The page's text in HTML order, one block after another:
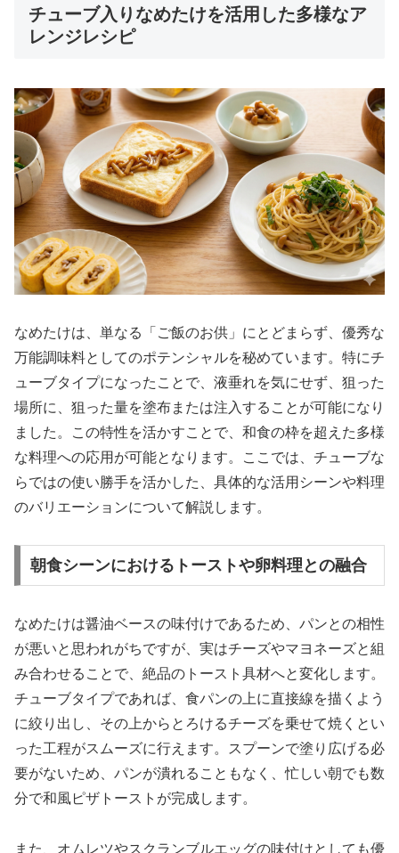
チューブ入りなめたけを活用した多様なア
レンジレシピ
なめたけは、単なる「ご飯のお供」にとどまらず、優秀な
万能調味料としてのポテンシャルを秘めています。特にチ
ューブタイプになったことで、液垂れを気にせず、狙った
場所に、狙った量を塗布または注入することが可能になり
ました。この特性を活かすことで、和食の枠を超えた多様
な料理への応用が可能となります。ここでは、チューブな
らではの使い勝手を活かした、具体的な活用シーンや料理
のバリエーションについて解説します。
朝食シーンにおけるトーストや卵料理との融合
なめたけは醤油ベースの味付けであるため、パンとの相性
が悪いと思われがちですが、実はチーズやマヨネーズと組
み合わせることで、絶品のトースト具材へと変化します。
チューブタイプであれば、食パンの上に直接線を描くよう
に絞り出し、その上からとろけるチーズを乗せて焼くとい
った工程がスムーズに行えます。スプーンで塗り広げる必
要がないため、パンが潰れることもなく、忙しい朝でも数
分で和風ピザトーストが完成します。
また、オムレツやスクランブルエッグの味付けとしても優